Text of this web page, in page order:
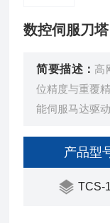
数控伺服刀塔
简要描述： 高
位精度与重覆
能伺服马达驱
合伺服控制精
种CNC控制器
零件精度。大
产品型
TCS-